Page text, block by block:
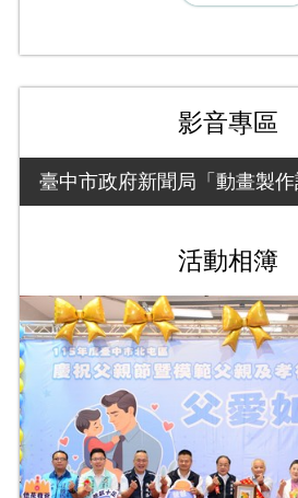
影音專區
臺中市政府新聞局「動畫製
活動相簿